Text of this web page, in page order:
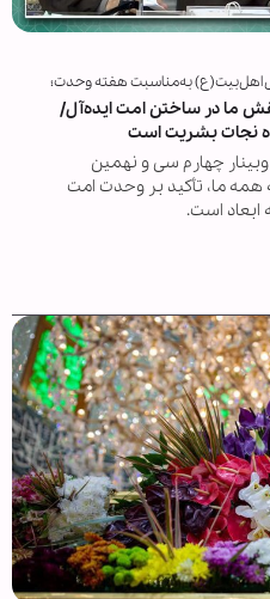
اهل‌بیت(ع) به‌مناسبت هفته وحدت؛
ما در ساختن امت ایده‌آل/
نجات بشریت است
چهارم سی و نهمین
ما، تأکید بر وحدت امت
ابعاد است.